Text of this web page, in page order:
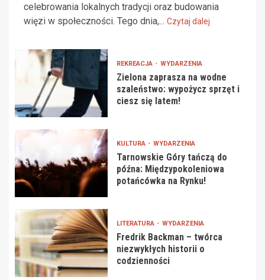
celebrowania lokalnych tradycji oraz budowania
więzi w społeczności. Tego dnia,... Czytaj dalej
REKREACJA WYDARZENIA
Zielona zaprasza na wodne
szaleństwo: wypożycz sprzęt i
ciesz się latem!
KULTURA WYDARZENIA
Tarnowskie Góry tańczą do
późna: Międzypokoleniowa
potańcówka na Rynku!
LITERATURA WYDARZENIA
Fredrik Backman – twórca
niezwykłych historii o
codzienności